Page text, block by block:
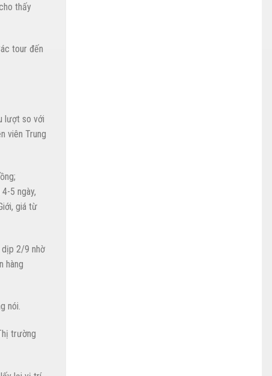
thấy
tour đến
lượt so với
viên Trung
5 ngày,
giá từ
dịp 2/9 nhờ
hàng
nói.
trường